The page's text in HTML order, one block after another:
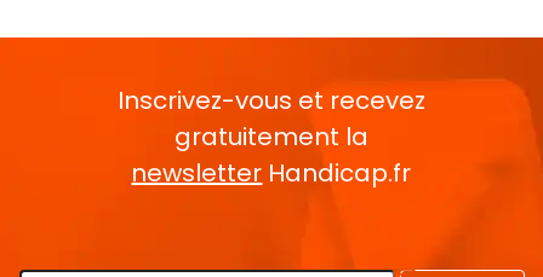
Inscrivez-vous et recevez
gratuitement la
newsletter Handicap.fr